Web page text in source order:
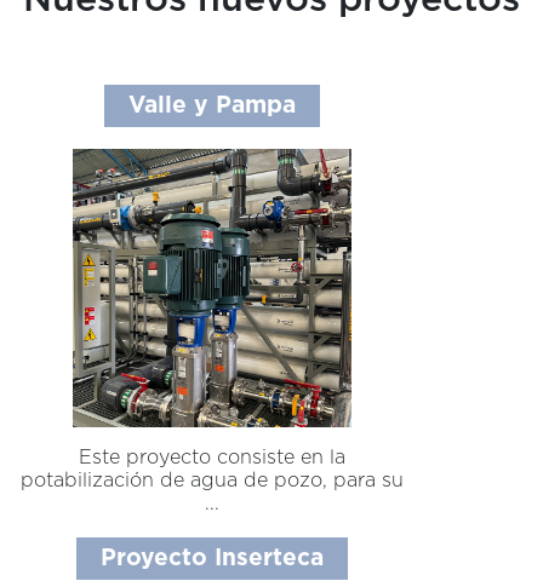
Valle y Pampa
Este proyecto consiste en la
potabilización de agua de pozo, para su
...
Proyecto Inserteca